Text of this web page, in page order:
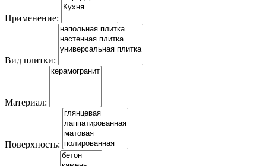
Применение:
Вид плитки:
Материал:
Поверхность: